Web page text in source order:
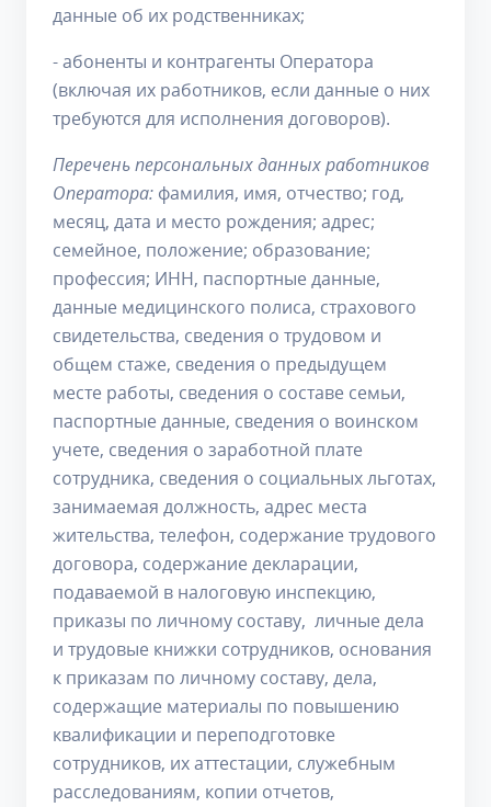
данные об их родственниках;
- абоненты и контрагенты Оператора
(включая их работников, если данные о них
требуются для исполнения договоров).
Перечень персональных данных работников
Оператора: фамилия, имя, отчество; год,
месяц, дата и место рождения; адрес;
семейное, положение; образование;
профессия; ИНН, паспортные данные,
данные медицинского полиса, страхового
свидетельства, сведения о трудовом и
общем стаже, сведения о предыдущем
месте работы, сведения о составе семьи,
паспортные данные, сведения о воинском
учете, сведения о заработной плате
сотрудника, сведения о социальных льготах,
занимаемая должность, адрес места
жительства, телефон, содержание трудового
договора, содержание декларации,
подаваемой в налоговую инспекцию,
приказы по личному составу, личные дела
и трудовые книжки сотрудников, основания
к приказам по личному составу, дела,
содержащие материалы по повышению
квалификации и переподготовке
сотрудников, их аттестации, служебным
расследованиям, копии отчетов,